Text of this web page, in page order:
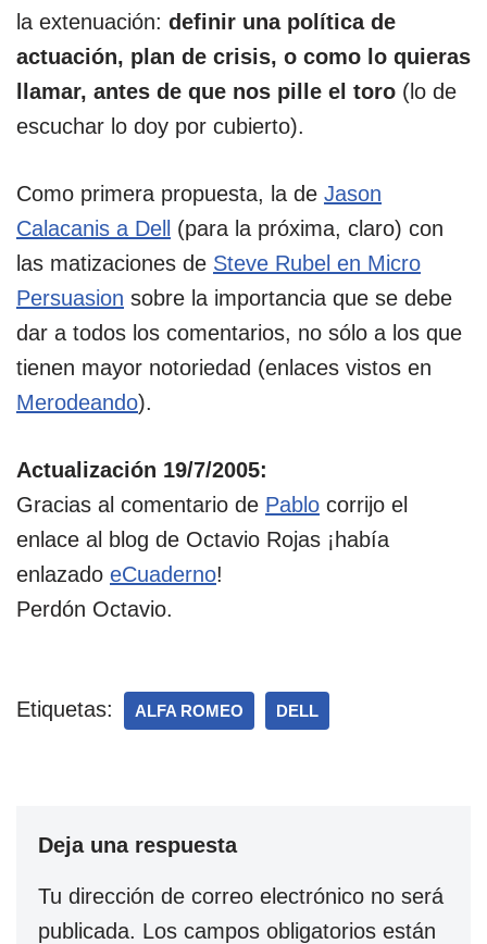
la extenuación: definir una política de
actuación, plan de crisis, o como lo quieras
llamar, antes de que nos pille el toro (lo de
escuchar lo doy por cubierto).
Como primera propuesta, la de Jason
Calacanis a Dell
(para la próxima, claro) con
las matizaciones de Steve Rubel en Micro
Persuasion sobre la importancia que se debe
dar a todos los comentarios, no sólo a los que
tienen mayor notoriedad (enlaces vistos en
Merodeando).
Actualización 19/7/2005:
Gracias al comentario de Pablo corrijo el
enlace al blog de Octavio Rojas ¡había
enlazado eCuaderno!
Perdón Octavio.
Etiquetas: ALFA ROMEO DELL
Deja una respuesta
Tu dirección de correo electrónico no será
publicada. Los campos obligatorios están